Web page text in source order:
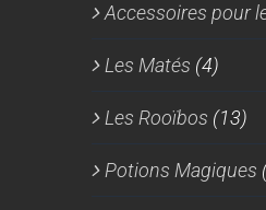
Accessoires pour
Les Matés (4)
Les Rooïbos (13)
Potions Magiques